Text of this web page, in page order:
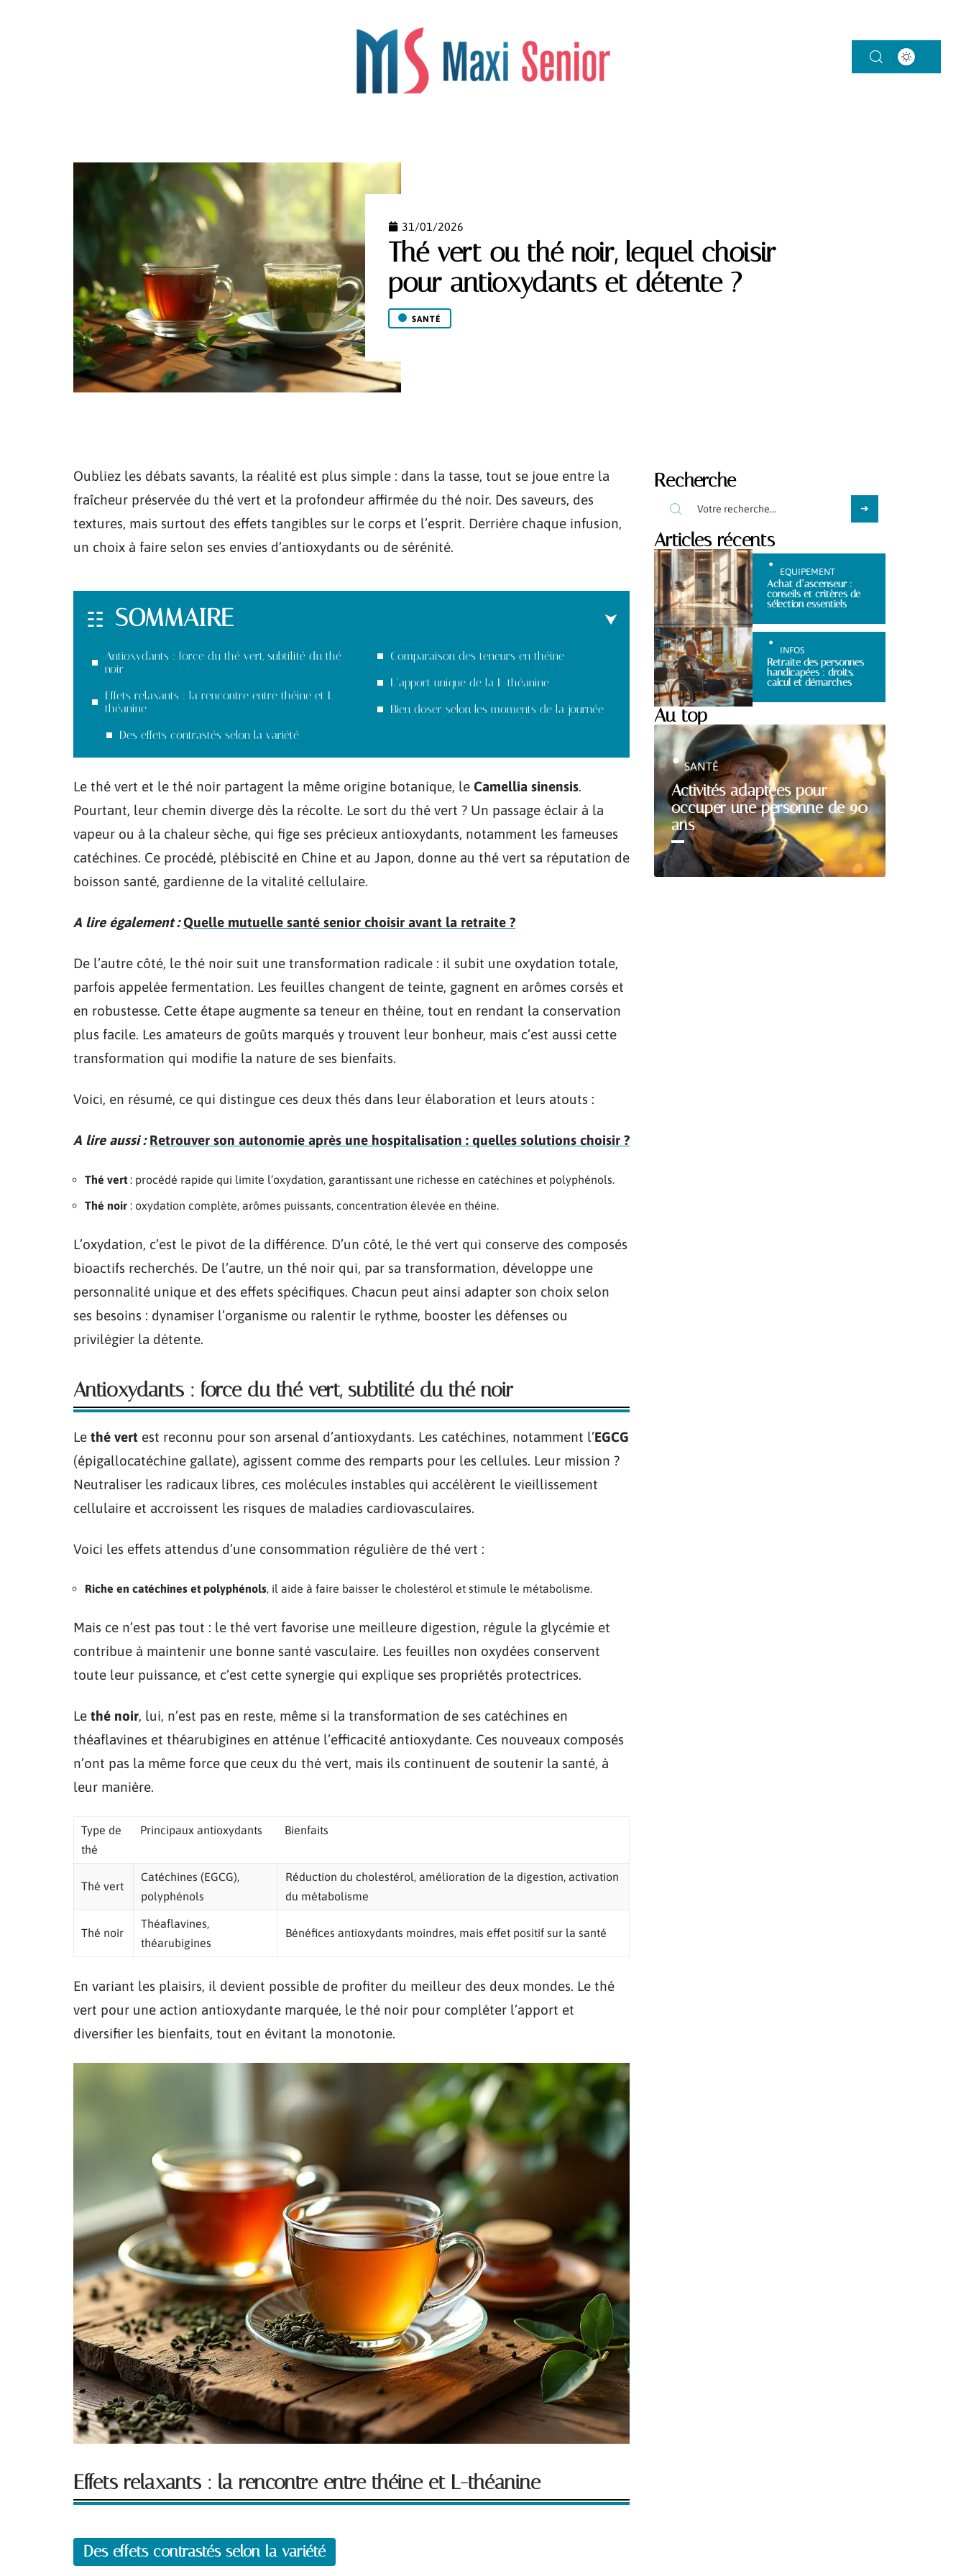
31/01/2026
Thé vert ou thé noir, lequel choisir
pour antioxydants et détente ?
SANTÉ
Oubliez les débats savants, la réalité est plus simple : dans la tasse, tout se joue entre la
fraîcheur préservée du thé vert et la profondeur affirmée du thé noir. Des saveurs, des
textures, mais surtout des effets tangibles sur le corps et l’esprit. Derrière chaque infusion,
un choix à faire selon ses envies d’antioxydants ou de sérénité.
SOMMAIRE
Antioxydants : force du thé vert, subtilité du thé
noir
Effets relaxants : la rencontre entre théine et L-
théanine
Des effets contrastés selon la variété
Comparaison des teneurs en théine
L’apport unique de la L-théanine
Bien doser selon les moments de la journée
Le thé vert et le thé noir partagent la même origine botanique, le Camellia sinensis.
Pourtant, leur chemin diverge dès la récolte. Le sort du thé vert ? Un passage éclair à la
vapeur ou à la chaleur sèche, qui fige ses précieux antioxydants, notamment les fameuses
catéchines. Ce procédé, plébiscité en Chine et au Japon, donne au thé vert sa réputation de
boisson santé, gardienne de la vitalité cellulaire.
A lire également : Quelle mutuelle santé senior choisir avant la retraite ?
De l’autre côté, le thé noir suit une transformation radicale : il subit une oxydation totale,
parfois appelée fermentation. Les feuilles changent de teinte, gagnent en arômes corsés et
en robustesse. Cette étape augmente sa teneur en théine, tout en rendant la conservation
plus facile. Les amateurs de goûts marqués y trouvent leur bonheur, mais c’est aussi cette
transformation qui modifie la nature de ses bienfaits.
Voici, en résumé, ce qui distingue ces deux thés dans leur élaboration et leurs atouts :
A lire aussi : Retrouver son autonomie après une hospitalisation : quelles solutions choisir ?
Thé vert: procédé rapide qui limite l’oxydation, garantissant une richesse en catéchines et polyphénols.
Thé noir : oxydation complète, arômes puissants, concentration élevée en théine.
L’oxydation, c’est le pivot de la différence. D’un côté, le thé vert qui conserve des composés
bioactifs recherchés. De l’autre, un thé noir qui, par sa transformation, développe une
personnalité unique et des effets spécifiques. Chacun peut ainsi adapter son choix selon
ses besoins : dynamiser l’organisme ou ralentir le rythme, booster les défenses ou
privilégier la détente.
Antioxydants : force du thé vert, subtilité du thé noir
Le thé vert est reconnu pour son arsenal d’antioxydants. Les catéchines, notamment l’EGCG
(épigallocatéchine gallate), agissent comme des remparts pour les cellules. Leur mission ?
Neutraliser les radicaux libres, ces molécules instables qui accélèrent le vieillissement
cellulaire et accroissent les risques de maladies cardiovasculaires.
Voici les effets attendus d’une consommation régulière de thé vert :
Riche en catéchines et polyphénols, il aide à faire baisser le cholestérol et stimule le métabolisme.
Mais ce n’est pas tout : le thé vert favorise une meilleure digestion, régule la glycémie et
contribue à maintenir une bonne santé vasculaire. Les feuilles non oxydées conservent
toute leur puissance, et c’est cette synergie qui explique ses propriétés protectrices.
Le thé noir, lui, n’est pas en reste, même si la transformation de ses catéchines en
théaflavines et théarubigines en atténue l’efficacité antioxydante. Ces nouveaux composés
n’ont pas la même force que ceux du thé vert, mais ils continuent de soutenir la santé, à
leur manière.
Type de
thé
Principaux antioxydants Bienfaits
Thé vert
Catéchines (EGCG),
polyphénols
Réduction du cholestérol, amélioration de la digestion, activation
du métabolisme
Thé noir
Théaflavines,
théarubigines
Bénéfices antioxydants moindres, mais effet positif sur la santé
En variant les plaisirs, il devient possible de profiter du meilleur des deux mondes. Le thé
vert pour une action antioxydante marquée, le thé noir pour compléter l’apport et
diversifier les bienfaits, tout en évitant la monotonie.
Effets relaxants : la rencontre entre théine et L-théanine
Des effets contrastés selon la variété
Recherche
Articles récents
EQUIPEMENT
Achat d’ascenseur :
conseils et critères de
sélection essentiels
INFOS
Retraite des personnes
handicapées : droits,
calcul et démarches
Au top
Activités adaptées pour
occuper une personne de 90
ans
SANTÉ